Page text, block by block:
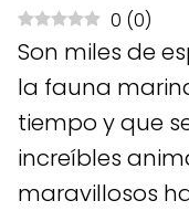
0 (0)
Son miles de
la fauna
tiempo y que
increíbles
maravillosos